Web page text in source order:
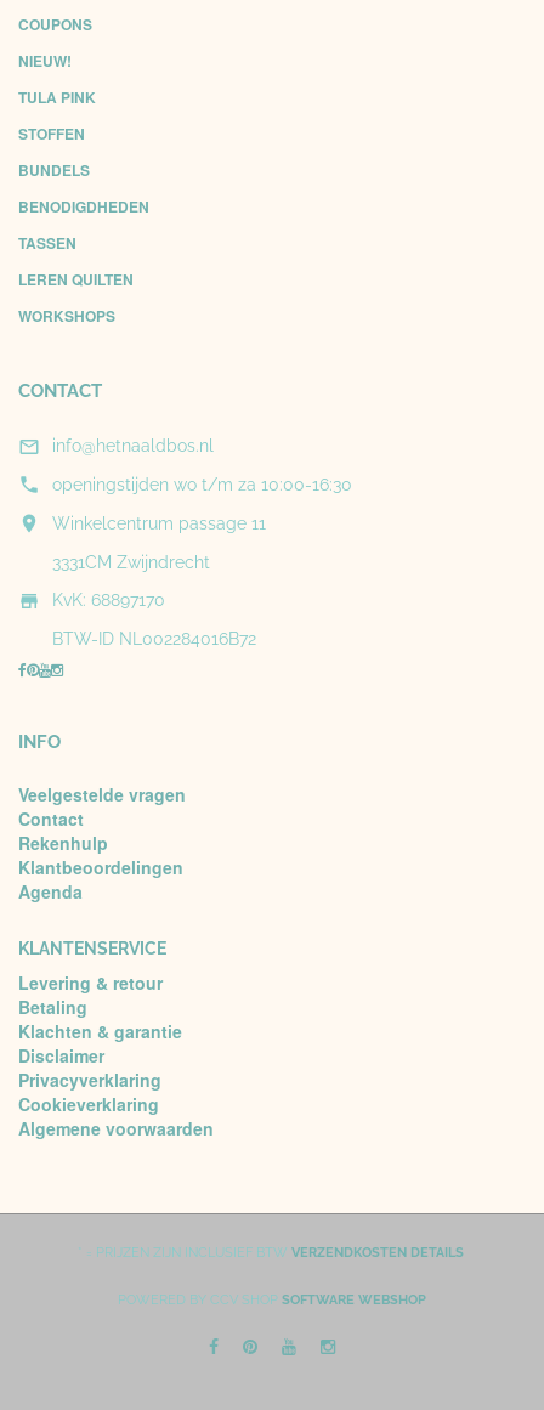
COUPONS
NIEUW!
TULA PINK
STOFFEN
BUNDELS
BENODIGDHEDEN
TASSEN
LEREN QUILTEN
WORKSHOPS
CONTACT
 info@hetnaaldbos.nl
 openingstijden wo t/m za 10:00-16:30

Winkelcentrum passage 11
3331CM Zwijndrecht

KvK: 68897170
BTW-ID NL002284016B72
INFO
Veelgestelde vragen
Contact
Rekenhulp
Klantbeoordelingen
Agenda
KLANTENSERVICE
Levering & retour
Betaling
Klachten & garantie
Disclaimer
Privacyverklaring
Cookieverklaring
Algemene voorwaarden
* = PRIJZEN ZIJN INCLUSIEF BTW VERZENDKOSTEN DETAILS
POWERED BY CCV SHOP SOFTWARE WEBSHOP